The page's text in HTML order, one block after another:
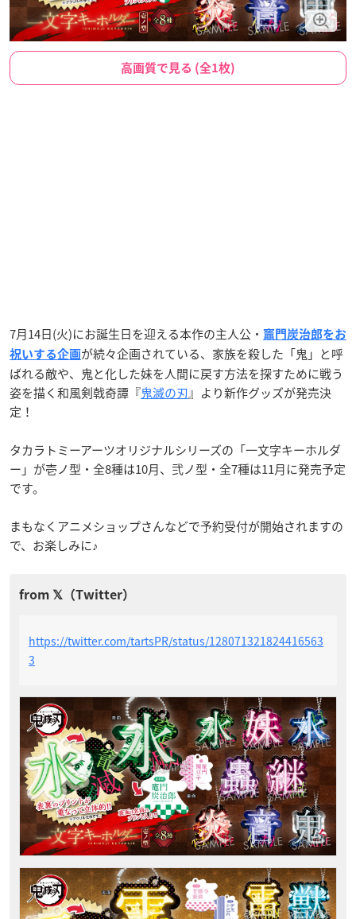
高画質で見る (全1枚)
7月14日(火)にお誕生日を迎える本作の主人公・ 竈門炭治郎をお
祝いする企画が続々企画されている、家族を殺した「鬼」と呼
ばれる敵や、鬼と化した妹を人間に戻す方法を探すために戦う
姿を描く和風剣戟奇譚『鬼滅の刃』より新作グッズが発売決
定！
タカラトミーアーツオリジナルシリーズの「一文字キーホルダ
ー」が壱ノ型・全8種は10月、弐ノ型・全7種は11月に発売予定
です。
まもなくアニメショップさんなどで予約受付が開始されますの
で、お楽しみに♪
https://twitter.com/tartsPR/status/128071321824416563
3